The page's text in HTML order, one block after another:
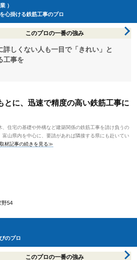
）
心掛ける鉄筋工事のプロ
このプロの一番の強み
詳しくない人も一目で「きれい」と
工事を
とに、迅速で精度の高い鉄筋工事に
住宅の基礎や外構など建築関係の鉄筋工事を請け負うの
山県内を中心に、要請があれば隣接する県にも赴いてい
取材記事の続きを見る≫
野54
のプロ
このプロの一番の強み